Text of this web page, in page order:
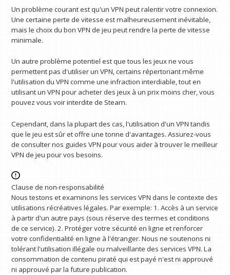
Un problème courant est qu'un VPN peut ralentir votre connexion.
Une certaine perte de vitesse est malheureusement inévitable,
mais le choix du bon VPN de jeu peut rendre la perte de vitesse
minimale.
Un autre problème potentiel est que tous les jeux ne vous
permettent pas d'utiliser un VPN, certains répertoriant même
l'utilisation du VPN comme une infraction interdiable, tout en
utilisant un VPN pour acheter des jeux à un prix moins cher, vous
pouvez vous voir interdite de Steam.
Cependant, dans la plupart des cas, l'utilisation d'un VPN tandis
que le jeu est sûr et offre une tonne d'avantages. Assurez-vous
de consulter nos guides VPN pour vous aider à trouver le meilleur
VPN de jeu pour vos besoins.
Clause de non-responsabilité
Nous testons et examinons les services VPN dans le contexte des
utilisations récréatives légales. Par exemple: 1. Accès à un service
à partir d'un autre pays (sous réserve des termes et conditions
de ce service). 2. Protéger votre sécurité en ligne et renforcer
votre confidentialité en ligne à l'étranger. Nous ne soutenons ni
tolérant l'utilisation illégale ou malveillante des services VPN. La
consommation de contenu piraté qui est payé n'est ni approuvé
ni approuvé par la future publication.